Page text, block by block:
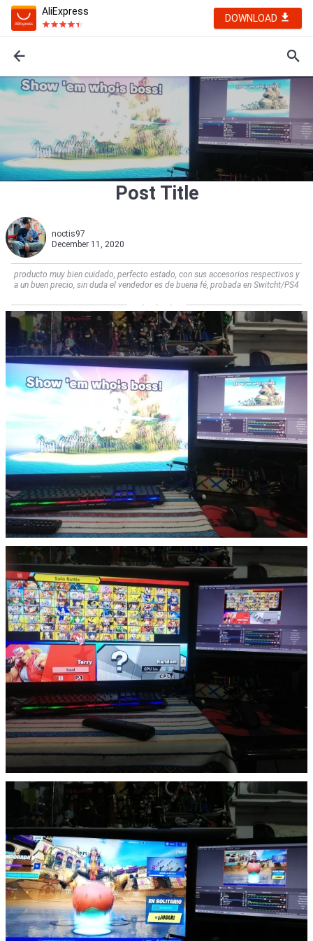
AliExpress
DOWNLOAD
Post Title
noctis97
December 11, 2020
producto muy bien cuidado, perfecto estado, con sus accesorios respectivos y
a un buen precio, sin duda el vendedor es de buena fé, probada en Switcht/PS4